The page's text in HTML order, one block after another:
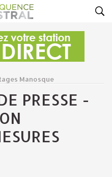
Manosque
PRESSE -